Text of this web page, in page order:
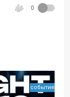
0
событие